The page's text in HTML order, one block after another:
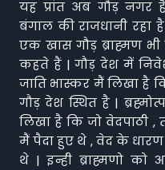
यह प्रांत अब गौड़ नगर
बंगाल की राजधानी रहा
एक खास गौड़ ब्राह्मण
कहते हैं | गौड़ देश में
जाति भास्कर मैं लिखा
गौड़ देश स्थित है |
लिखा है कि जो वेदपाठी ,
मैं पैदा हुए थे , वेद के धारण
थे | इन्ही ब्राह्मणो को